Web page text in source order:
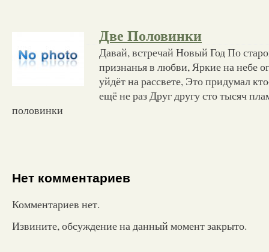
Две Половинки
Давай, встречай Новый Год По
признанья в любви, Яркие на небе
уйдёт на рассвете, Это придумал
ещё не раз Друг другу сто тысяч
половинки
Нет комментариев
Комментариев нет.
Извините, обсуждение на данный момент закрыто.